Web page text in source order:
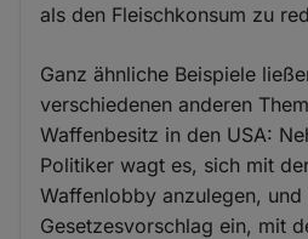
als den Fleischkonsum zu
Ganz ähnliche Beispiele
verschiedenen anderen
Waffenbesitz in den USA:
Politiker wagt es, sich mit
Waffenlobby anzulegen,
Gesetzesvorschlag ein, mit